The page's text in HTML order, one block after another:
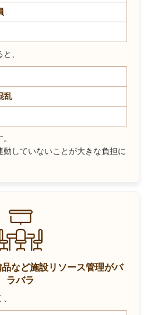
、
乱
していないことが大きな負担に
など施設リソース管理がバ
ラバラ